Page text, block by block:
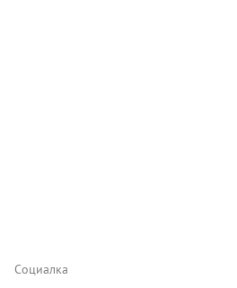
Социалка